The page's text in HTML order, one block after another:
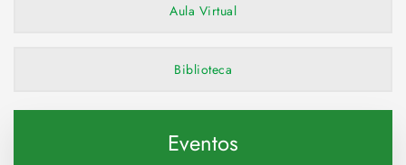
Aula Virtual
Biblioteca
Eventos